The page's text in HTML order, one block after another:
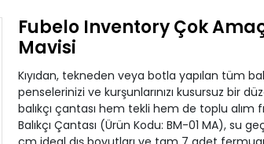
Fubelo Inventory Çok
Mavisi
Kıyıdan, tekneden veya botla yapılan tüm
penselerinizi ve kurşunlarınızı kusursuz bir
balıkçı çantası hem tekli hem de toplu alım
Balıkçı Çantası (Ürün Kodu: BM-01 MA), su